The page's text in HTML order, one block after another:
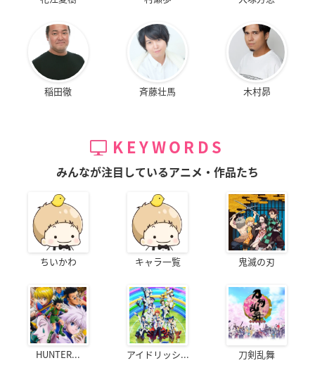
稲田徹 斉藤壮馬 木村昴
KEYWORDS
みんなが注目しているアニメ・作品たち
ちいかわ キャラ一覧 鬼滅の刃
HUNTER... アイドリッシ... 刀剣乱舞